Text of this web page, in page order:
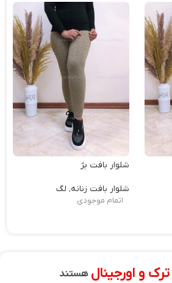
شلوار بافت بژ
شلوار بافت زنانه, لگ
اتمام موجودی
ترک و اورجینال هستند